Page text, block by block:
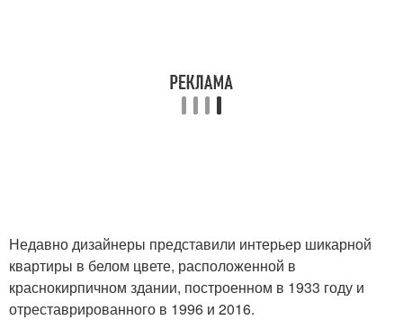
Недавно дизайнеры представили интерьер шикарной
квартиры в белом цвете, расположенной в
краснокирпичном здании, построенном в 1933 году и
отреставрированного в 1996 и 2016.